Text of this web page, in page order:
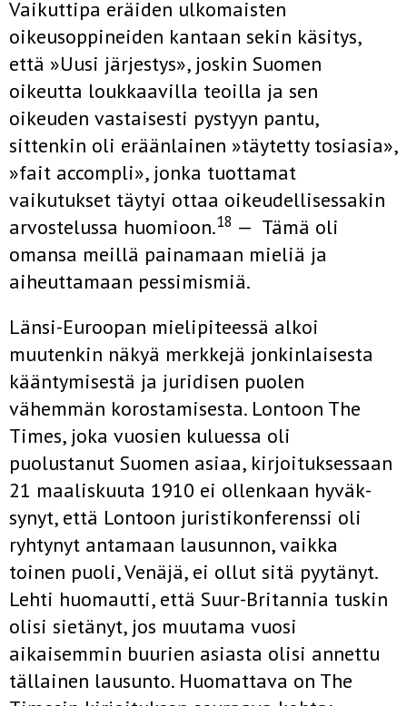
Vaikuttipa eräiden ulkomaisten
oikeusoppineiden kantaan sekin käsi­tys,
että »Uusi järjestys», joskin Suomen
oikeutta loukkaavilla teoilla ja sen
oikeuden vastaisesti pystyyn pantu,
sittenkin oli eräänlainen »täytetty tosiasia»,
»fait accompli», jonka tuottamat
vaikutukset täy­tyi ottaa oikeudellisessakin
arvostelussa huomioon.18 — Tämä oli
omansa meillä painamaan mieliä ja
aiheuttamaan pessimismiä.
Länsi-Euroopan mielipiteessä alkoi
muutenkin näkyä merkkejä jonkinlaisesta
kääntymisestä ja juridisen puolen
vähemmän korostamisesta. Lontoon The
Times, joka vuosien kuluessa oli
puolustanut Suo­men asiaa, kirjoituksessaan
21 maaliskuuta 1910 ei ollenkaan hyväk­
synyt, että Lontoon juristikonferenssi oli
ryhtynyt antamaan lausun­non, vaikka
toinen puoli, Venäjä, ei ollut sitä pyytänyt.
Lehti huo­mautti, että Suur-Britannia tuskin
olisi sietänyt, jos muutama vuosi
aikaisemmin buurien asiasta olisi annettu
tällainen lausunto. Huomat­tava on The